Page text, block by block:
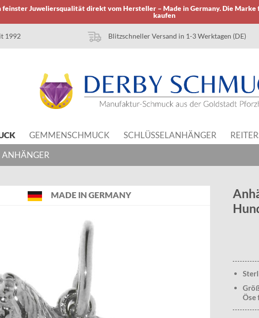
Juweliersqualität direkt vom Hersteller – Made in Germany. Die
kaufen
1992 Blitzschneller Versand in 1-3 Werktagen (DE)
GEMMENSCHMUCK SCHLÜSSELANHÄNGER
ANHÄNGER
MADE IN GERMANY
Öse